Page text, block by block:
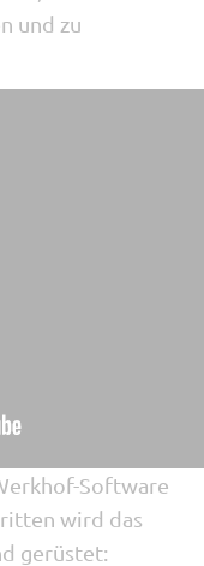
und zu
Software
wird das
gerüstet: